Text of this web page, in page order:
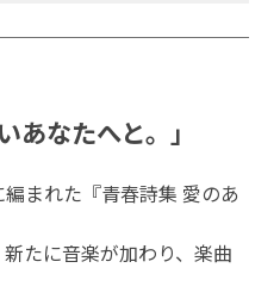
あなたへと。」
まれた『青春詩集 愛のあ
たに音楽が加わり、楽曲